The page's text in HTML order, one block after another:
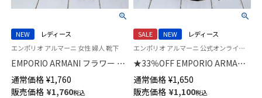
NEW
レディース
エンポリオ アルマーニ 女性 婦人 靴下
EMPORIO ARMANI フラワー シ
アー クルー丈 ソックス レディ
ース 日本製 03447101
通常価格 ¥1,760
販売価格 ¥1,760税込
SALE NEW
レディース
エンポリオ アルマーニ 公式オンラインショップ 婦人 靴下
★33％OFF EMPORIO ARMANI
ラメ リブ クルー丈 ソックス レ
ディース 日本製 03447100
通常価格 ¥1,650
販売価格 ¥1,100税込